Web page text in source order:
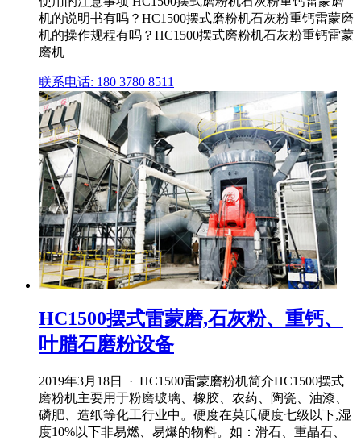
机的说明书有吗？HC1500摆式磨粉机石灰粉重钙雷蒙磨
机的操作规程有吗？HC1500摆式磨粉机石灰粉重钙雷蒙
磨机
联系电话: 180 3780 8511
HC1500摆式雷蒙磨,石灰粉、重钙、
叶腊石磨粉设备
2019年3月18日 · HC1500雷蒙磨粉机简介HC1500摆式
磨粉机主要用于粉磨玻璃、橡胶、农药、陶瓷、油漆、
磷肥、造纸等化工行业中。硬度在莫氏硬度七级以下,湿
度10%以下非易燃、易爆的物料。如：滑石、重晶石、